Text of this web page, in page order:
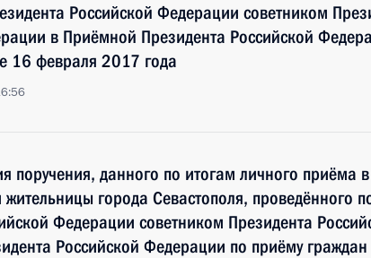
Российской Федерации советником
в Приёмной Президента Российской
16 февраля 2017 года
поручения, данного по итогам личного приёма
города Севастополя, проведённого
Федерации советником Президента
Российской Федерации по приёму